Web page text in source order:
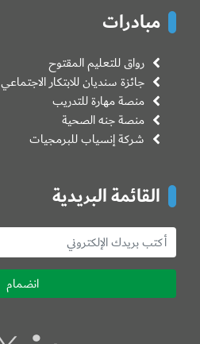
مبادرات
رواق للتعليم المقتوح
جائزة سنديان للابتكار الاجتماعي
منصة مهارة للتدريب
منصة جنه الصحية
شركة إنسياب للبرمجيات
القائمة البريدية